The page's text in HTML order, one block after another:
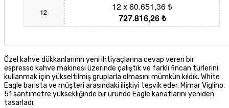
12
12 x 60.651,36 ₺
727.816,26 ₺
Özel kahve dükkanlarının yeni ihtiyaçlarına cevap veren bir
espresso kahve makinesi üzerinde çalıştık ve farklı fincan türlerini
kullanmak için yükseltilmiş gruplarla olmasını mümkün kıldık. White
Eagle barista ve müşteri arasındaki ilişkiyi teşvik eder. Mimar Viglino,
51 santimetre yüksekliğinde bir üründe Eagle kanatlarını yeniden
tasarladı.